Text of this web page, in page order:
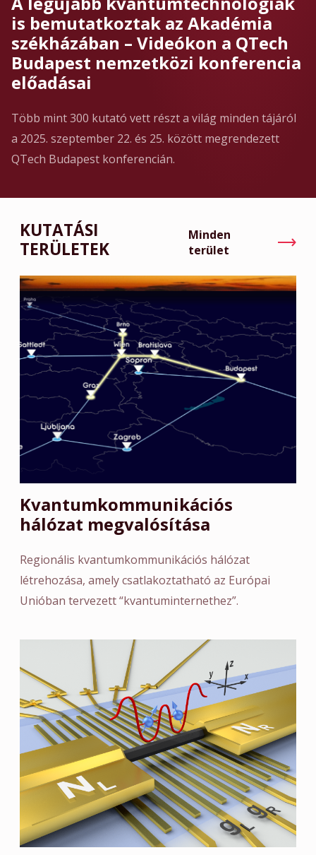
is bemutatkoztak az Akadémia
székházában – Videókon a QTech
Budapest nemzetközi konferencia
előadásai
Több mint 300 kutató vett részt a világ minden tájáról
a 2025. szeptember 22. és 25. között megrendezett
QTech Budapest konferencián.
KUTATÁSI
TERÜLETEK
Minden
terület
Kvantumkommunikációs
hálózat megvalósítása
Regionális kvantumkommunikációs hálózat
létrehozása, amely csatlakoztatható az Európai
Unióban tervezett “kvantuminternethez”.